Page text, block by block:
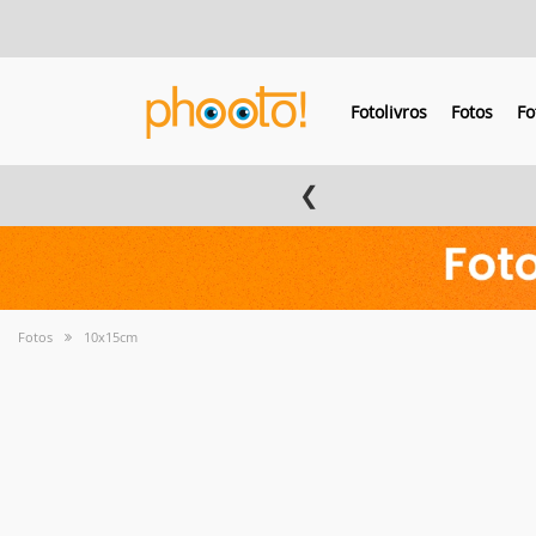
Fotolivros Fotos
❮
Fotos 10x15cm